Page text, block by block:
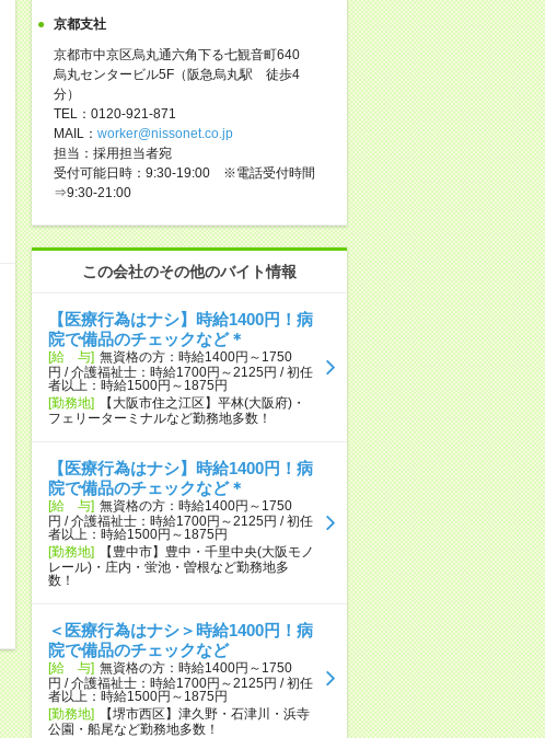
京都支社
京都市中京区烏丸通六角下る七観音町640
烏丸センタービル5F（阪急烏丸駅 徒歩4
分）
TEL：0120-921-871
MAIL： worker@nissonet.co.jp
担当：採用担当者宛
受付可能日時：9:30-19:00 ※電話受付時間
⇒9:30-21:00
この会社のその他のバイト情報
【医療行為はナシ】時給1400円！病
院で備品のチェックなど＊
[給 与] 無資格の方：時給1400円～1750
円 / 介護福祉士：時給1700円～2125円 / 初任
者以上：時給1500円～1875円
[勤務地]
【大阪市住之江区】平林(大阪府)・
フェリーターミナルなど勤務地多数！
【医療行為はナシ】時給1400円！病
院で備品のチェックなど＊
[給 与] 無資格の方：時給1400円～1750
円 / 介護福祉士：時給1700円～2125円 / 初任
者以上：時給1500円～1875円
[勤務地]
【豊中市】豊中・千里中央(大阪モノ
レール)・庄内・蛍池・曽根など勤務地多
数！
＜医療行為はナシ＞時給1400円！病
院で備品のチェックなど
[給 与] 無資格の方：時給1400円～1750
円 / 介護福祉士：時給1700円～2125円 / 初任
者以上：時給1500円～1875円
[勤務地]
【堺市西区】津久野・石津川・浜寺
公園・船尾など勤務地多数！